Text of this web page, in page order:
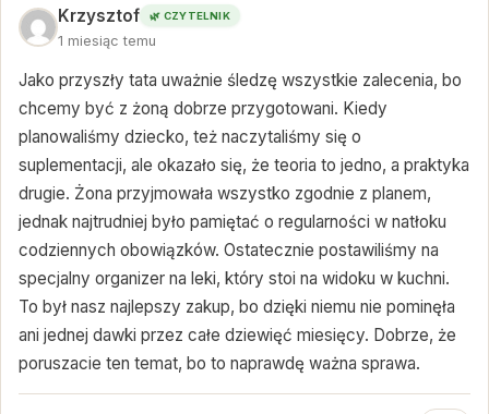
Krzysztof 🌿 CZYTELNIK
1 miesiąc temu
Jako przyszły tata uważnie śledzę wszystkie zalecenia, bo
chcemy być z żoną dobrze przygotowani. Kiedy
planowaliśmy dziecko, też naczytaliśmy się o
suplementacji, ale okazało się, że teoria to jedno, a praktyka
drugie. Żona przyjmowała wszystko zgodnie z planem,
jednak najtrudniej było pamiętać o regularności w natłoku
codziennych obowiązków. Ostatecznie postawiliśmy na
specjalny organizer na leki, który stoi na widoku w kuchni.
To był nasz najlepszy zakup, bo dzięki niemu nie pominęła
ani jednej dawki przez całe dziewięć miesięcy. Dobrze, że
poruszacie ten temat, bo to naprawdę ważna sprawa.